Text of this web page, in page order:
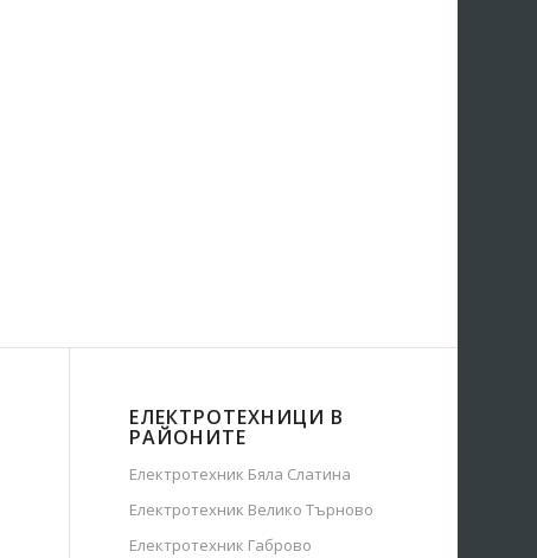
ЕЛЕКТРОТЕХНИЦИ В
РАЙОНИТЕ
Електротехник Бяла Слатина
Електротехник Велико Търново
Електротехник Габрово